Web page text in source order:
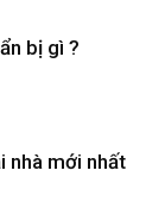
bị gì ?
nhà mới nhất